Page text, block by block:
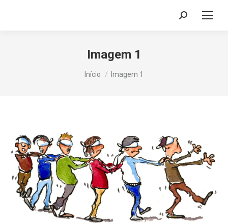
Search:
Imagem 1
Você está aqui:
Início Imagem 1